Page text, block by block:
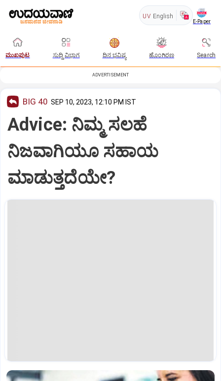
UV English
E-Paper
ಮುಖಪುಟ ಸುದ್ದಿ ವಿಭಾಗ ದಿನ ಭವಿಷ್ಯ ಹೊಂಗಿರಣ Search
ADVERTISEMENT
BIG 40 SEP 10, 2023, 12:10 PM IST
Advice: ನಿಮ್ಮ ಸಲಹೆ
ನಿಜವಾಗಿಯೂ ಸಹಾಯ
ಮಾಡುತ್ತದೆಯೇ?